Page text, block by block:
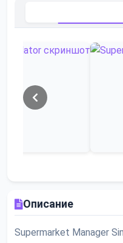
Описание
Supermarket Manager